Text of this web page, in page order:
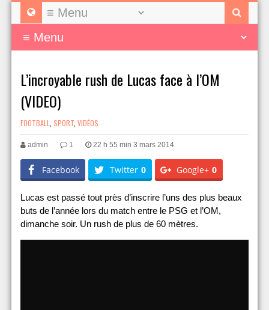
L’incroyable rush de Lucas face à l’OM
(VIDEO)
FOOTBALL SPORT VIDÉOS
admin 1 22 h 55 min 3 mars 2014
Facebook Twitter 0 Google+ 0
Lucas est passé tout près d’inscrire l’uns des plus beaux
buts de l’année lors du match entre le PSG et l’OM,
dimanche soir. Un rush de plus de 60 mètres.